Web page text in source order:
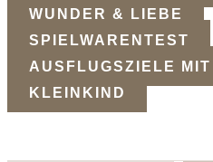
WUNDER & LIEBE
SPIELWARENTEST
AUSFLUGSZIELE
KLEINKIND